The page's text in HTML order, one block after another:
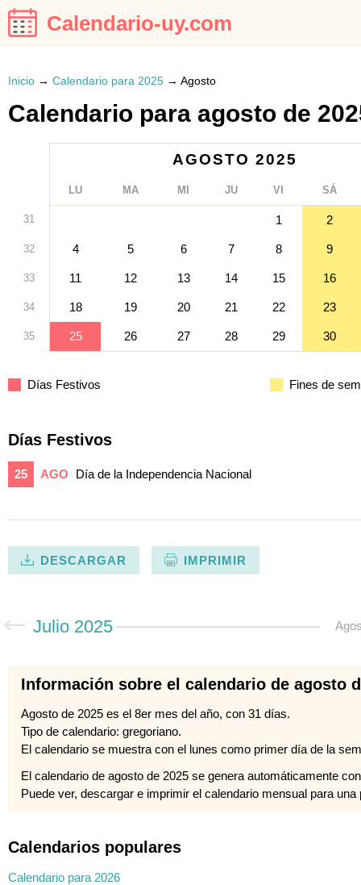
Calendario-uy.com
Inicio → Calendario para 2025 → Agosto
Calendario para agosto de
AGOSTO 2025
LU MA MI JU VI SÁ
31 1 2
32 4 5 6 7 8 9
33 11 12 13 14 15 16
34 18 19 20 21 22 23
35 25 26 27 28 29 30
Días Festivos Fines de
Días Festivos
25 AGO Día de la Independencia Nacional
DESCARGAR IMPRIMIR
Julio 2025
Información sobre el calendario de agosto
Agosto de 2025 es el 8er mes del año, con 31 días.
Tipo de calendario: gregoriano.
El calendario se muestra con el lunes como primer día de la
El calendario de agosto de 2025 se genera automáticamente
Puede ver, descargar e imprimir el calendario mensual para
Calendarios populares
Calendario para 2026